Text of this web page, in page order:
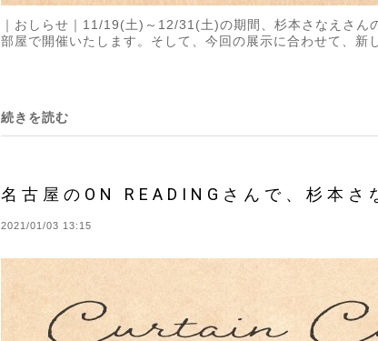
｜おしらせ｜11/19(土)～12/31(土)の期間、杉本さなえさ
部屋で開催いたします。そして、今回の展示に合わせて、新
続きを読む
名古屋のON READINGさんで、杉本
2021/01/03 13:15